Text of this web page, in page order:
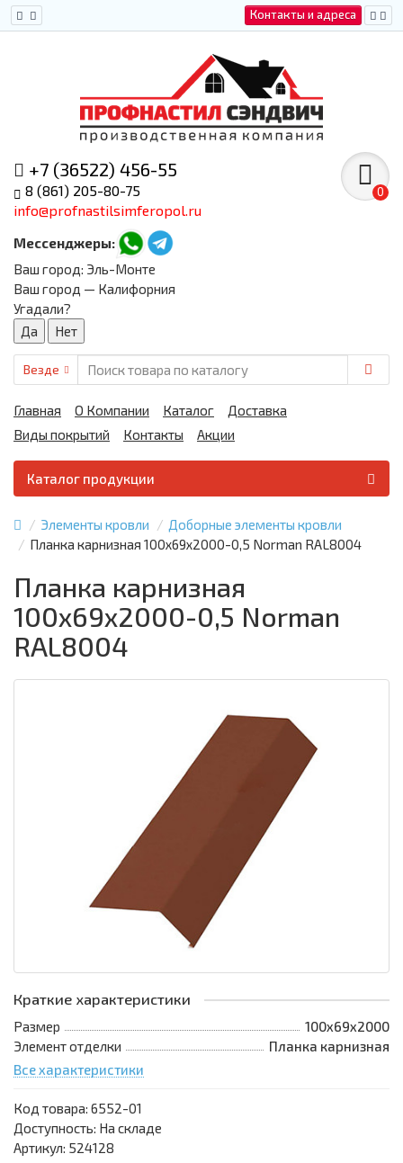
Контакты и адреса
+7 (36522) 456-55
8 (861) 205-80-75
info@profnastilsimferopol.ru
Мессенджеры:
0
Ваш город: Эль-Монте
Ваш город — Калифорния
Угадали?
Везде
Главная О Компании Каталог
Доставка
Виды покрытий
Контакты Акции
Каталог продукции
Элементы кровли
Доборные элементы кровли
Планка карнизная 100х69х2000-0,5 Norman RAL8004
Планка карнизная
100х69х2000-0,5 Norman
RAL8004
Краткие характеристики
Размер
100х69х2000
Элемент отделки
Планка карнизная
Все характеристики
Код товара: 6552-01
Доступность: На складе
Артикул: 524128